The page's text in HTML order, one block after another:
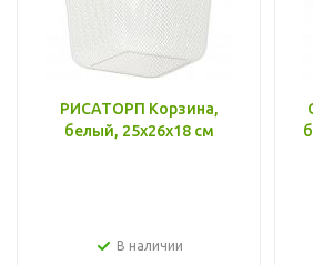
РИСАТОРП Корзина,
белый, 25x26x18 см
В наличии